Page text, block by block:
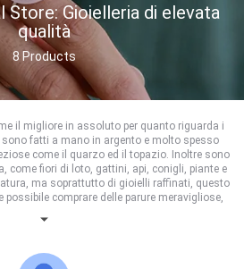
Store: Gioielleria di elevata
qualità
8 Products
il migliore in assoluto per quanto riguarda i
fatti a mano in argento e molto spesso
come il quarzo ed il topazio. Inoltre sono
come fiori di loto, gattini, api, conigli, piante e
ma soprattutto di gioielli raffinati, questo
possibile comprare delle parure meravigliose,
oppure con un look bohémien rendendolo